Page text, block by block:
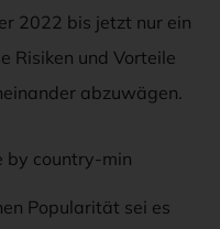
2022 bis jetzt nur ein
Risiken und Vorteile
abzuwägen.
Popularität sei es